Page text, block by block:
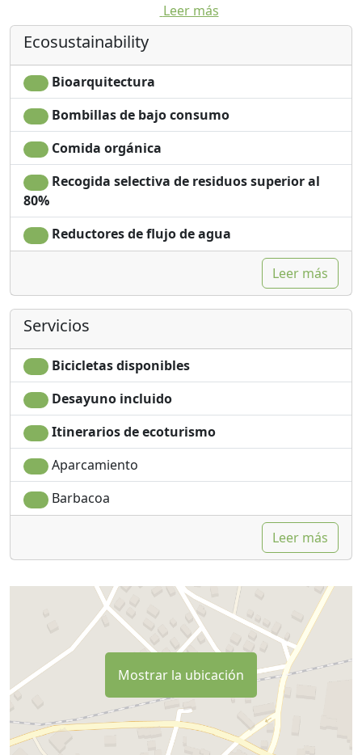
Durante el día, sin embargo, usted puede tener
diversión en el Parque de Aventura, el pintoresco
bosque de Gorgonero. Esperar 10 cursos de aventura,
para un total de 80 partidos. Tanto los niños como los
deportistas aventureros pueden disfrutar en trepar a
los árboles y la nieve a pie.
Leer más
Ecosustainability
Bioarquitectura
Bombillas de bajo consumo
Comida orgánica
Recogida selectiva de residuos superior al
80%
Reductores de flujo de agua
Leer más
Servicios
Bicicletas disponibles
Desayuno incluido
Itinerarios de ecoturismo
Aparcamiento
Barbacoa
Leer más
Mostrar la ubicación